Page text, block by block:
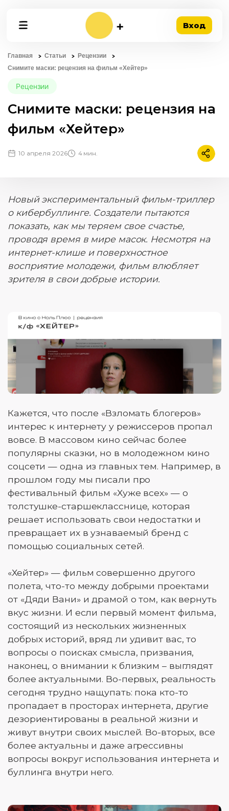
Вход
Главная Статьи
Рецензии
Снимите маски: рецензия на фильм «Хейтер»
Рецензии
Снимите маски: рецензия на
фильм «Хейтер»
10 апреля 2026 4 мин.
Новый экспериментальный фильм-триллер
о кибербуллинге. Создатели пытаются
показать, как мы теряем свое счастье,
проводя время в мире масок. Несмотря на
интернет-клише и поверхностное
восприятие молодежи, фильм влюбляет
зрителя в свои добрые истории.
Кажется, что после «Взломать блогеров»
интерес к интернету у режиссеров пропал
вовсе. В массовом кино сейчас более
популярны сказки, но в молодежном кино
соцсети — одна из главных тем. Например, в
прошлом году мы писали про
фестивальный фильм «Хуже всех» — о
толстушке-старшекласснице, которая
решает использовать свои недостатки и
превращает их в узнаваемый бренд с
помощью социальных сетей.
«Хейтер» — фильм совершенно другого
полета, что-то между добрыми проектами
от «Дяди Вани» и драмой о том, как вернуть
вкус жизни. И если первый момент фильма,
состоящий из нескольких жизненных
добрых историй, вряд ли удивит вас, то
вопросы о поисках смысла, призвания,
наконец, о внимании к близким – выглядят
более актуальными. Во-первых, реальность
сегодня трудно нащупать: пока кто-то
пропадает в просторах интернета, другие
дезориентированы в реальной жизни и
живут внутри своих мыслей. Во-вторых, все
более актуальны и даже агрессивны
вопросы вокруг использования интернета и
буллинга внутри него.